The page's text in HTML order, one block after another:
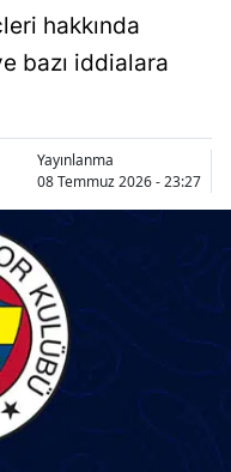
Ankara
Antalya
Aydın
hakkında
bazı iddialara
Yayınlanma
08 Temmuz 2026 - 23:27